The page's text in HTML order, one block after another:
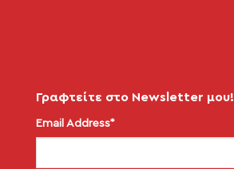
Γραφτείτε στο Newsletter μου!
Email Address*